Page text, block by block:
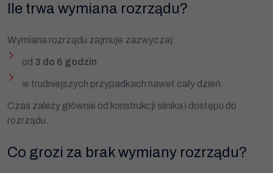
Ile trwa wymiana rozrządu?
Wymiana rozrządu zajmuje zazwyczaj:
od 3 do 6 godzin
w trudniejszych przypadkach nawet cały dzień
Czas zależy głównie od konstrukcji silnika i dostępu do
rozrządu.
Co grozi za brak wymiany rozrządu?